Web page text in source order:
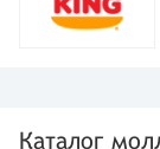
Каталог